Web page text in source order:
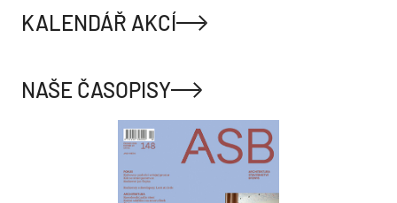
KALENDÁŘ AKCÍ
NAŠE ČASOPISY